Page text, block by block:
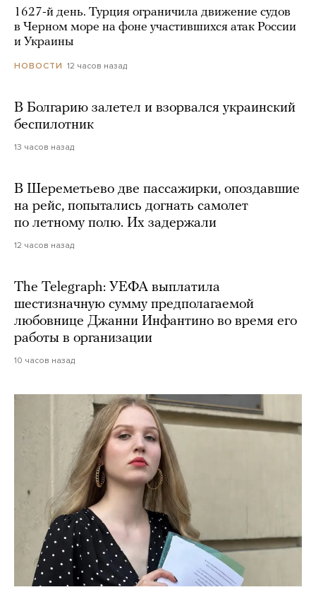
1627-й день. Турция ограничила движение судов
в Черном море на фоне участившихся атак России
и Украины
НОВОСТИ 12 часов назад
В Болгарию залетел и взорвался украинский
беспилотник
13 часов назад
В Шереметьево две пассажирки, опоздавшие
на рейс, попытались догнать самолет
по летному полю. Их задержали
12 часов назад
The Telegraph: УЕФА выплатила
шестизначную сумму предполагаемой
любовнице Джанни Инфантино во время его
работы в организации
10 часов назад